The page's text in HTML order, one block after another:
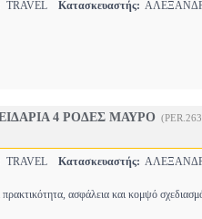
TRAVEL Κατασκευαστής:
4 ΡΟΔΕΣ ΜΑΥΡΟ
TRAVEL Κατασκευαστής:
ασφάλεια και κομψό